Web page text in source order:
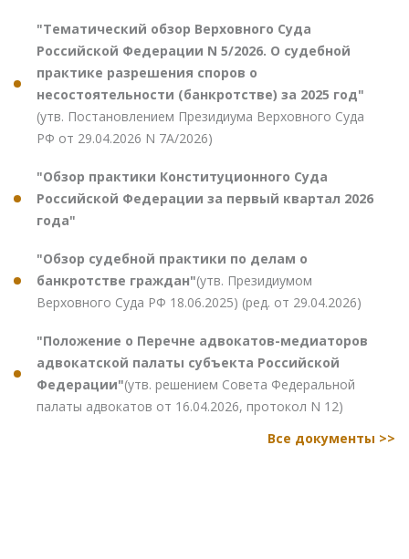
"Тематический обзор Верховного Суда
Российской Федерации N 5/2026. О судебной
практике разрешения споров о
несостоятельности (банкротстве) за 2025 год"
(утв. Постановлением Президиума Верховного Суда
РФ от 29.04.2026 N 7А/2026)
"Обзор практики Конституционного Суда
Российской Федерации за первый квартал 2026
года"
"Обзор судебной практики по делам о
банкротстве граждан"(утв. Президиумом
Верховного Суда РФ 18.06.2025) (ред. от 29.04.2026)
"Положение о Перечне адвокатов-медиаторов
адвокатской палаты субъекта Российской
Федерации"(утв. решением Совета Федеральной
палаты адвокатов от 16.04.2026, протокол N 12)
Все документы >>